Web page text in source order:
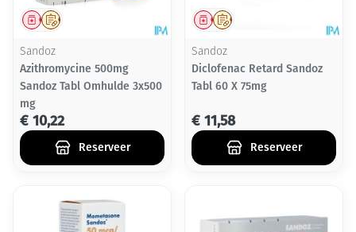
Op voorschrift
Geneesmiddel
Sandoz
Azithromycine 500mg
Sandoz Tabl Omhulde 3x500
mg
€ 10,22
Reserveer
Op voorschrift
Geneesmiddel
Sandoz
Diclofenac Retard Sandoz
Tabl 60 X 75mg
€ 11,58
Reserveer